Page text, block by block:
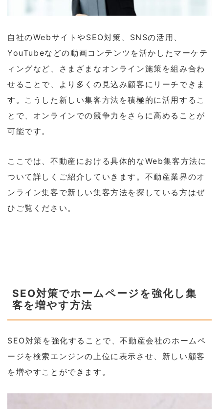
自社のWebサイトやSEO対策、SNSの活用、
YouTubeなどの動画コンテンツを活かしたマーケテ
ィングなど、さまざまなオンライン施策を組み合わ
せることで、より多くの見込み顧客にリーチできま
す。こうした新しい集客方法を積極的に活用するこ
とで、オンラインでの競争力をさらに高めることが
可能です。
ここでは、不動産における具体的なWeb集客方法に
ついて詳しくご紹介していきます。不動産業界のオ
ンライン集客で新しい集客方法を探している方はぜ
ひご覧ください。
SEO対策でホームページを強化し集
客を増やす方法
SEO対策を強化することで、不動産会社のホームペ
ージを検索エンジンの上位に表示させ、新しい顧客
を増やすことができます。